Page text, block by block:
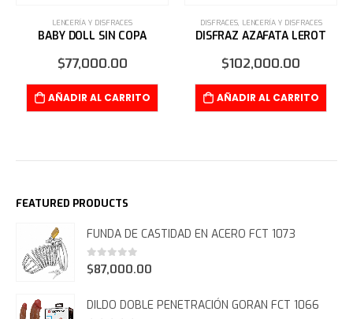
DISFRACES,LENCERÍA Y DISFRACES
DISFRAZ AZAFATA LEROT
$102,000.00
AÑADIR AL CARRITO DISFRACES,LENCERÍA Y DISFRACES
DISFRAZ POLICIA
FEATURED PRODUCTS
FUNDA DE CASTIDAD EN ACERO FCT 1073